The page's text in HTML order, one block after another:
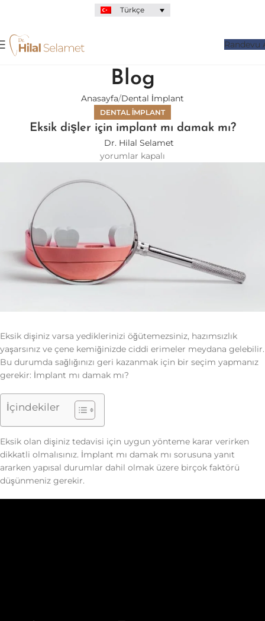
Türkçe
Randevu
Blog
Anasayfa Dental İmplant
DENTAL İMPLANT
Eksik dişler için implant mı damak mı?
Dr. Hilal Selamet
yorumlar kapalı
Eksik dişiniz varsa yediklerinizi öğütemezsiniz, hazımsızlık
yaşarsınız ve çene kemiğinizde ciddi erimeler meydana gelebilir.
Bu durumda sağlığınızı geri kazanmak için bir seçim yapmanız
gerekir: İmplant mı damak mı?
İçindekiler
Eksik olan dişiniz tedavisi için uygun yönteme karar verirken
dikkatli olmalısınız. İmplant mı damak mı sorusuna yanıt
ararken yapısal durumlar dahil olmak üzere birçok faktörü
düşünmeniz gerekir.